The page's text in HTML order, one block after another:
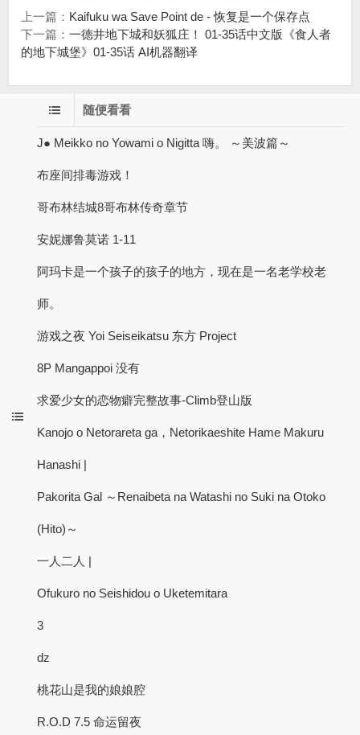
上一篇： Kaifuku wa Save Point de - 恢复是一个保存点
下一篇： 一德井地下城和妖狐庄！ 01-35话中文版《食人者
的地下城堡》01-35话 AI机器翻译
随便看看
J● Meikko no Yowami o Nigitta 嗨。 ～美波篇～
布座间排毒游戏！
哥布林结城8哥布林传奇章节
安妮娜鲁莫诺 1-11
阿玛卡是一个孩子的孩子的地方，现在是一名老学校老
师。
游戏之夜 Yoi Seiseikatsu 东方 Project
8P Mangappoi 没有
求爱少女的恋物癖完整故事-Climb登山版
Kanojo o Netorareta ga，Netorikaeshite Hame Makuru
Hanashi |
Pakorita Gal ～Renaibeta na Watashi no Suki na Otoko
(Hito)～
一人二人 |
Ofukuro no Seishidou o Uketemitara
3
dz
桃花山是我的娘娘腔
R.O.D 7.5 命运留夜